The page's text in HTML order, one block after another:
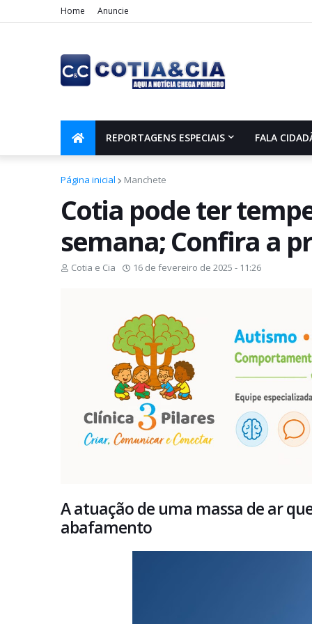
Home Anuncie
REPORTAGENS ESPECIAIS FALA
Página inicial Manchete
Cotia pode ter
semana; Confira a
Cotia e Cia 16 de fevereiro de 2025 - 11:26
A atuação de uma massa de ar
abafamento